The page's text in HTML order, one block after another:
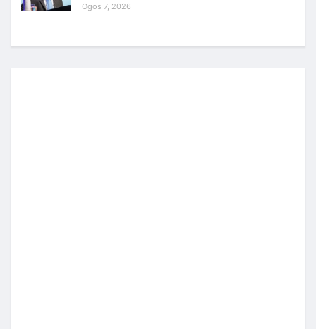
Ogos 7, 2026